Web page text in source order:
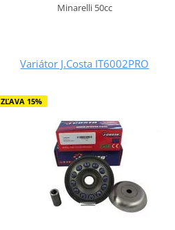
Minarelli 50cc
Variátor J.Costa IT6002PRO
ZĽAVA 15%